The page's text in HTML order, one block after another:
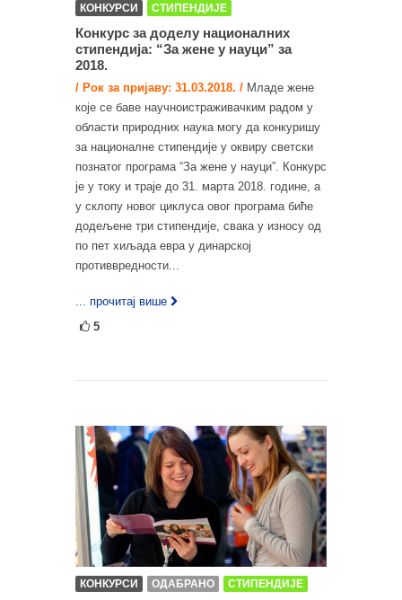
КОНКУРСИ
СТИПЕНДИЈЕ
Конкурс за доделу националних
стипендија: “За жене у науци” за
2018.
/ Рок за пријаву: 31.03.2018. / Младе жене
које се баве научноистраживачким радом у
области природних наука могу да конкуришу
за националне стипендије у оквиру светски
познатог програма “За жене у науци”. Конкурс
је у току и траје до 31. марта 2018. године, а
у склопу новог циклуса овог програма биће
додељене три стипендије, свака у износу од
по пет хиљада евра у динарској
противвредности...
... прочитај више
5
КОНКУРСИ ОДАБРАНО СТИПЕНДИЈЕ